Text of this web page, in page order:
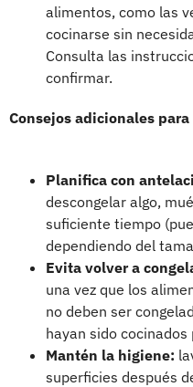
alimentos, como las
cocinarse sin
Consulta las
confirmar.
Consejos adicionales
Planifica con
descongelar algo,
suficiente tiempo
dependiendo del
Evita volver a
una vez que los
no deben ser
hayan sido
Mantén la higiene:
superficies después